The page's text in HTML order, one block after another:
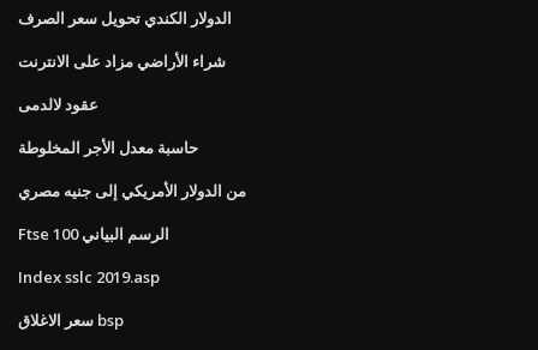
الدولار الكندي تحويل سعر الصرف
شراء الأراضي مزاد على الانترنت
عقود لالدمى
حاسبة معدل الأجر المخلوطة
من الدولار الأمريكي إلى جنيه مصري
Ftse 100 الرسم البياني
Index sslc 2019.asp
سعر الاغلاق bsp